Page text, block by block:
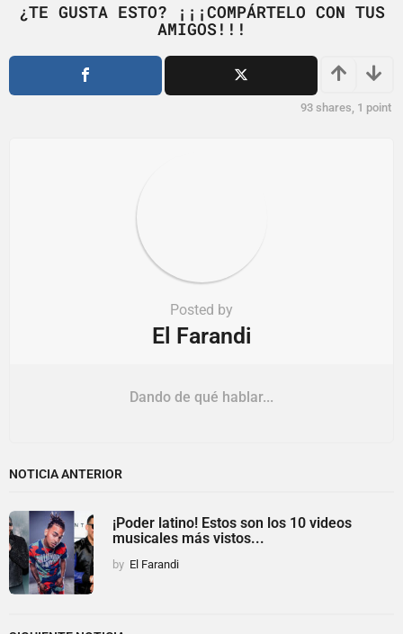
a
i
¿TE GUSTA ESTO? ¡¡¡COMPÁRTELO CON TUS
AMIGOS!!!
93 shares, 1 point
Posted by
El Farandi
Dando de qué hablar...
NOTICIA ANTERIOR
¡Poder latino! Estos son los 10 videos
musicales más vistos...
by El Farandi